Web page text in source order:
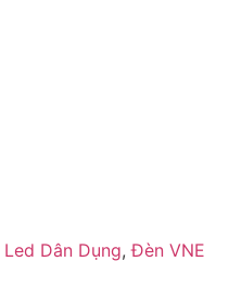
Dân Dụng,Đèn VNE